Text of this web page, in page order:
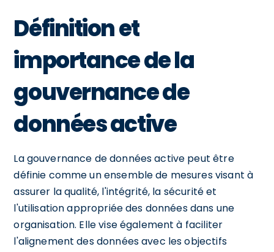
Définition et
importance de la
gouvernance de
données active
La gouvernance de données active peut être
définie comme un ensemble de mesures visant à
assurer la qualité, l'intégrité, la sécurité et
l'utilisation appropriée des données dans une
organisation. Elle vise également à faciliter
l'alignement des données avec les objectifs